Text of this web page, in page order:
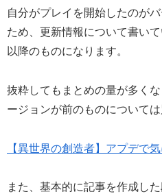
自分がプレイを開始したのが
ため、更新情報について書い
以降のものになります。
抜粋してもまとめの量が多く
ージョンが前のものについて
【異世界の創造者】アプデで
また、基本的に記事を作成し